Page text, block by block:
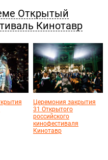
Открытый
Кинотавр
Церемония закрытия
31 Открытого
российского
кинофестиваля
Кинотавр